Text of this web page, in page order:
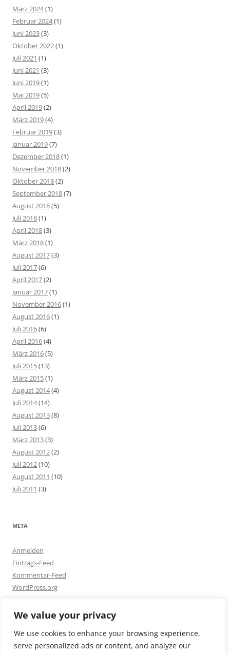
We value your privacy
We use cookies to enhance your browsing experience,
serve personalized ads or content, and analyze our
März 2024(1)
Februar 2024(1)
Juni 2023(3)
Oktober 2022(1)
Juli 2021 (1)
Juni 2021 (3)
Juni 2019(1)
Mai 2019(5)
April 2019(2)
März 2019(4)
Februar 2019(3)
Januar 2019(7)
Dezember 2018(1)
November 2018(2)
Oktober 2018(2)
September 2018(7)
August 2018(5)
Juli 2018(1)
April 2018(3)
März 2018(1)
August 2017(3)
Juli 2017(6)
April 2017(2)
Januar 2017(1)
November 2016(1)
August 2016(1)
Juli 2016(6)
April 2016(4)
März 2016(5)
Juli 2015(13)
März 2015(1)
August 2014(4)
Juli 2014(14)
August 2013(8)
Juli 2013(6)
März 2013(3)
August 2012(2)
Juli 2012(10)
August 2011 (10)
Juli 2011 (3)
META
Anmelden
Eintrags-Feed
Kommentar-Feed
WordPress.org
Beiträge Stolz präsentiert von WordPress